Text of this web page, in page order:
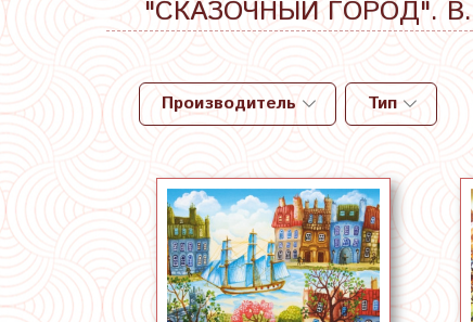
"СКАЗОЧНЫЙ ГОРОД".
Производитель Тип